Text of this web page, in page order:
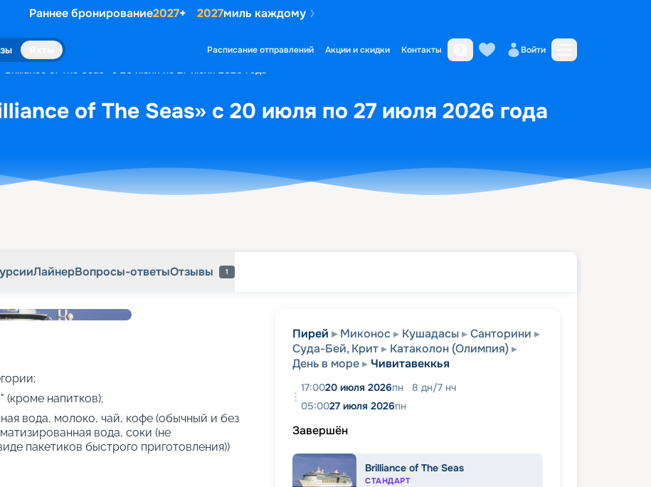
Раннее бронирование2027+ 2027миль каждому
Расписание отправлений Акции и скидки Контакты Войти
of The Seas» с 20 июля по 27 июля 2026 года
of The Seas» с 20 июля по 27 июля 2026 года
ЛайнерВопросы-ответыОтзывы 1
(кроме напитков);
вода, молоко, чай, кофе (обычный и без
вода, соки (не
пакетиков быстрого приготовления))
Пирей Миконос Кушадасы
Санторини
Суда-Бей, Крит
Катаколон (Олимпия)
День в море
Чивитавеккья
17:0020 июля 2026пн 8 дн/7 нч
05:0027 июля 2026пн
Завершён
Brilliance of The Seas
СТАНДАРТ